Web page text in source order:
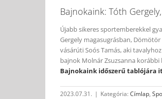
Bajnokaink: Tóth
Újabb sikeres sportemberekkel
Gergely magasugrásban,
vásárúti Soós Tamás, aki
bajnok Molnár Zsuzsanna
Bajnokaink időszerű tablójára
2023.07.31. | Kategória: Címlap,